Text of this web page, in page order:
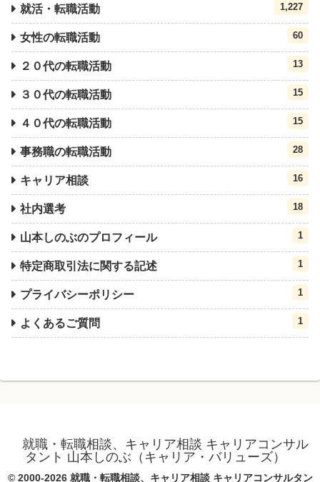
就活・転職活動 1,227
女性の転職活動 60
２０代の転職活動 13
３０代の転職活動 15
４０代の転職活動 15
事務職の転職活動 28
キャリア相談 16
社内選考 18
山本しのぶのプロフィール 1
特定商取引法に関する記述 1
プライバシーポリシー 1
よくあるご質問 1
就職・転職相談、キャリア相談 キャリアコンサル
タント 山本しのぶ（キャリア・バリューズ）
© 2000-2026 就職・転職相談、キャリア相談 キャリアコンサルタン